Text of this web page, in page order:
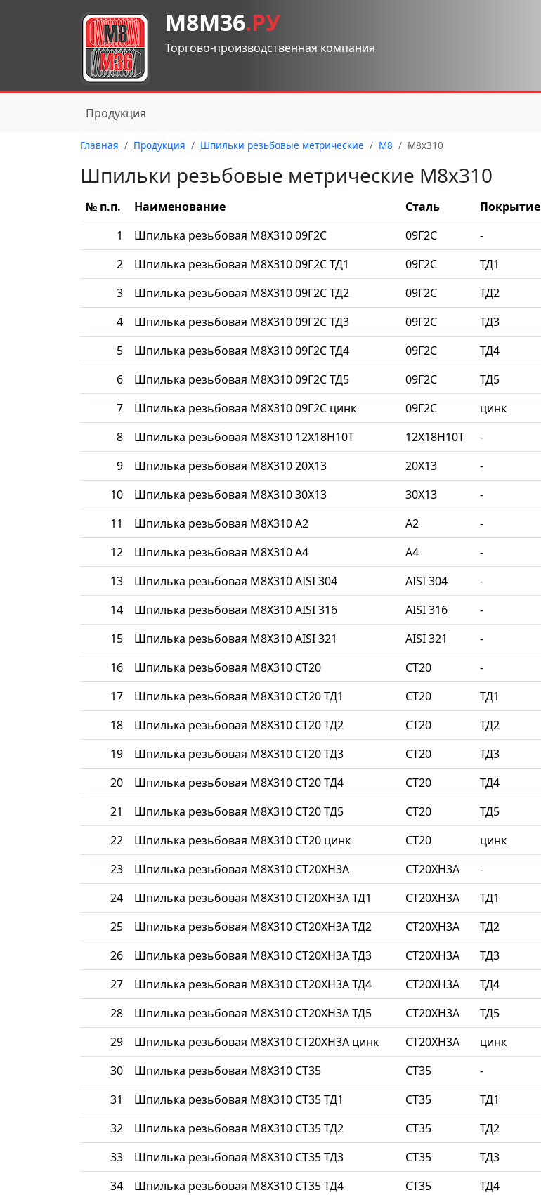
М8М36.РУ
Торгово-производственная компания
Продукция
Главная Продукция Шпильки резьбовые метрические М8 М8x310
Шпильки резьбовые метрические М8x310
№ п.п. Наименование Сталь Покрытие
1
Шпилька резьбовая М8Х310 09Г2С 09Г2С -
2 Шпилька резьбовая М8Х310 09Г2С ТД1 09Г2С ТД1
3 Шпилька резьбовая М8Х310 09Г2С ТД2 09Г2С ТД2
4 Шпилька резьбовая М8Х310 09Г2С ТД3 09Г2С ТД3
5 Шпилька резьбовая М8Х310 09Г2С ТД4 09Г2С ТД4
6 Шпилька резьбовая М8Х310 09Г2С ТД5 09Г2С ТД5
7 Шпилька резьбовая М8Х310 09Г2С цинк 09Г2С цинк
8 Шпилька резьбовая М8Х310 12Х18Н10Т 12Х18Н10Т -
9 Шпилька резьбовая М8Х310 20Х13 20Х13 -
10 Шпилька резьбовая М8Х310 30Х13 30Х13 -
11 Шпилька резьбовая М8Х310 A2 A2 -
12 Шпилька резьбовая М8Х310 A4 A4 -
13 Шпилька резьбовая М8Х310 AISI 304 AISI 304 -
14 Шпилька резьбовая М8Х310 AISI 316 AISI 316 -
15 Шпилька резьбовая М8Х310 AISI 321 AISI 321 -
16 Шпилька резьбовая М8Х310 СТ20 СТ20 -
17 Шпилька резьбовая М8Х310 СТ20 ТД1 СТ20 ТД1
18 Шпилька резьбовая М8Х310 СТ20 ТД2 СТ20 ТД2
19 Шпилька резьбовая М8Х310 СТ20 ТД3 СТ20 ТД3
20 Шпилька резьбовая М8Х310 СТ20 ТД4 СТ20 ТД4
21 Шпилька резьбовая М8Х310 СТ20 ТД5 СТ20 ТД5
22 Шпилька резьбовая М8Х310 СТ20 цинк СТ20 цинк
23 Шпилька резьбовая М8Х310 СТ20ХН3А СТ20ХН3А -
24 Шпилька резьбовая М8Х310 СТ20ХН3А ТД1 СТ20ХН3А ТД1
25 Шпилька резьбовая М8Х310 СТ20ХН3А ТД2 СТ20ХН3А ТД2
26 Шпилька резьбовая М8Х310 СТ20ХН3А ТД3 СТ20ХН3А ТД3
27 Шпилька резьбовая М8Х310 СТ20ХН3А ТД4 СТ20ХН3А ТД4
28 Шпилька резьбовая М8Х310 СТ20ХН3А ТД5 СТ20ХН3А ТД5
29 Шпилька резьбовая М8Х310 СТ20ХН3А цинк СТ20ХН3А цинк
30 Шпилька резьбовая М8Х310 СТ35 СТ35 -
31 Шпилька резьбовая М8Х310 СТ35 ТД1 СТ35 ТД1
32 Шпилька резьбовая М8Х310 СТ35 ТД2 СТ35 ТД2
33 Шпилька резьбовая М8Х310 СТ35 ТД3 СТ35 ТД3
34 Шпилька резьбовая М8Х310 СТ35 ТД4 СТ35 ТД4